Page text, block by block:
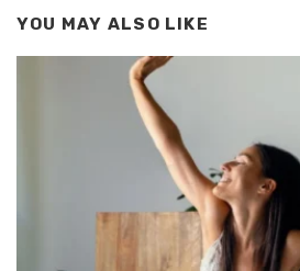
YOU MAY ALSO LIKE